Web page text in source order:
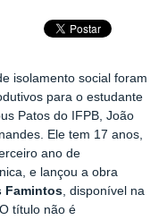
isolamento social foram
para o estudante
Patos do IFPB, João
Ele tem 17 anos,
ano de
e lançou a obra
Famintos , disponível na
título não é